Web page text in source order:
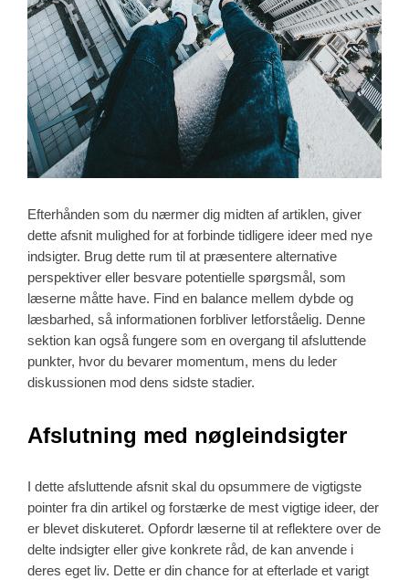
Efterhånden som du nærmer dig midten af artiklen, giver
dette afsnit mulighed for at forbinde tidligere ideer med nye
indsigter. Brug dette rum til at præsentere alternative
perspektiver eller besvare potentielle spørgsmål, som
læserne måtte have. Find en balance mellem dybde og
læsbarhed, så informationen forbliver letforståelig. Denne
sektion kan også fungere som en overgang til afsluttende
punkter, hvor du bevarer momentum, mens du leder
diskussionen mod dens sidste stadier.
Afslutning med nøgleindsigter
I dette afsluttende afsnit skal du opsummere de vigtigste
pointer fra din artikel og forstærke de mest vigtige ideer, der
er blevet diskuteret. Opfordr læserne til at reflektere over de
delte indsigter eller give konkrete råd, de kan anvende i
deres eget liv. Dette er din chance for at efterlade et varigt